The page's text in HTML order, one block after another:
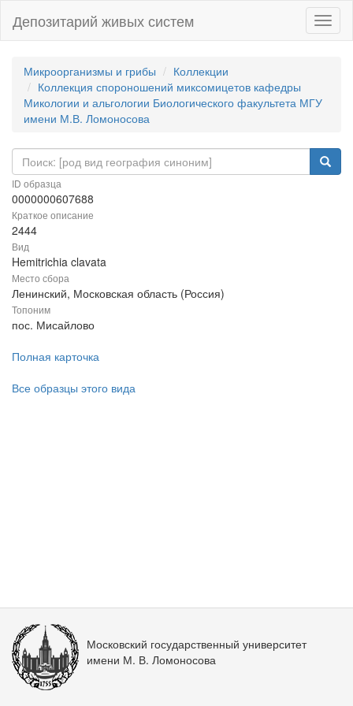
Депозитарий живых систем
Микроорганизмы и грибы
Коллекции
Коллекция спороношений миксомицетов кафедры
Микологии и альгологии Биологического факультета МГУ
имени М.В. Ломоносова
ID образца
0000000607688
Краткое описание
2444
Вид
Hemitrichia clavata
Место сбора
Ленинский, Московская область (Россия)
Топоним
пос. Мисайлово
Полная карточка
Все образцы этого вида
Московский государственный университет
имени М. В. Ломоносова